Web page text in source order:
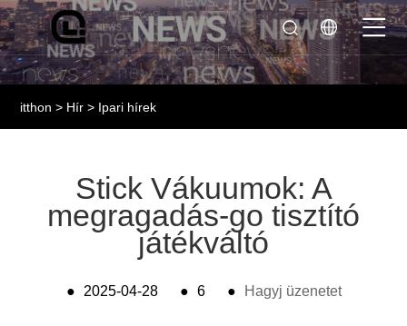
itthon > Hír > Ipari hírek
Stick Vákuumok: A
megragadás-go tisztító
játékváltó
● 2025-04-28 ● 6 ● Hagyj üzenetet